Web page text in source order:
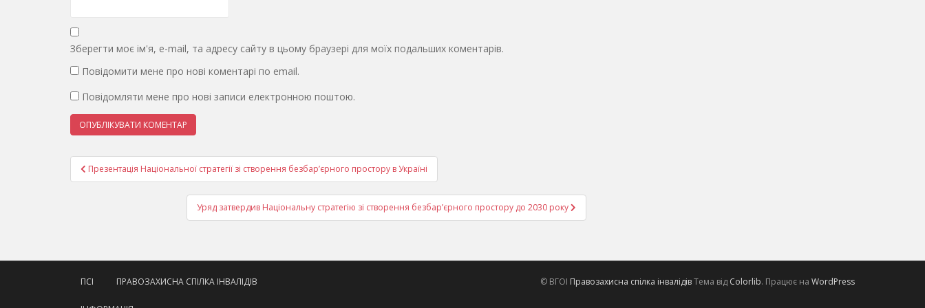
Зберегти моє ім'я, e-mail, та адресу сайту в цьому браузері для моїх подальших коментарів.
Повідомити мене про нові коментарі по email.
Повідомляти мене про нові записи електронною поштою.
Навігація
записів
Презентація Національної стратегії зі створення безбар’єрного простору в Україні
Уряд затвердив Національну стратегію зі створення безбар’єрного простору до 2030 року
ПСІ ПРАВОЗАХИСНА СПІЛКА ІНВАЛІДІВ © ВГОІ Правозахисна спілка інвалідівТема від Colorlib. Працює на WordPress